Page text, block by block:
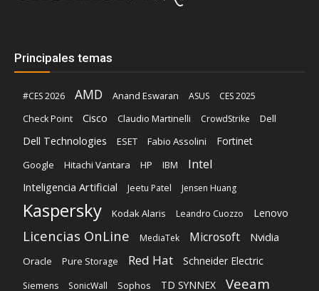
Principales temas
#CES 2026 AMD Anand Eswaran ASUS
CES 2025
Check Point
Cisco Claudio Martinelli CrowdStrike Dell
Dell Technologies ESET Fabio Assolini Fortinet
Google Hitachi Vantara HP IBM Intel
Inteligencia Artificial Jeetu Patel Jensen Huang
Kaspersky Kodak Alaris Leandro Cuozzo Lenovo
Licencias OnLine MediaTek Microsoft Nvidia
Oracle Pure Storage Red Hat Schneider Electric
Siemens SonicWall Sophos TD SYNNEX Veeam